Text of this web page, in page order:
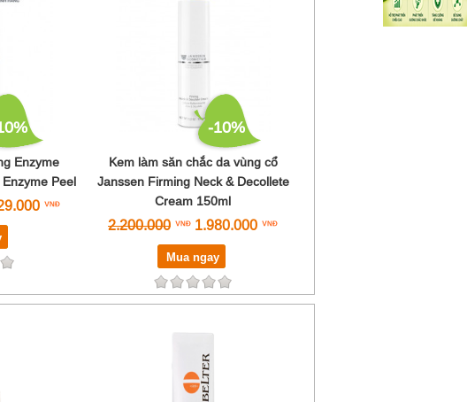
Enzyme
Peel
-10%
Kem làm săn chắc da vùng cổ
Janssen Firming Neck & Decollete
Cream 150ml
2.200.000 1.980.000
Mua ngay